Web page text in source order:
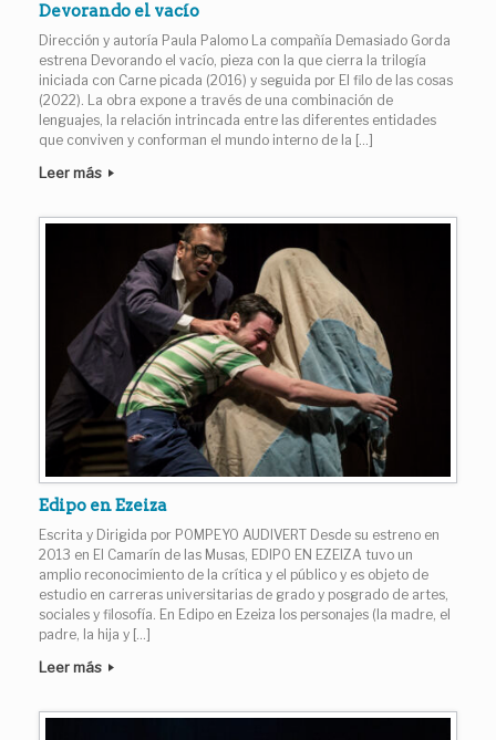
Devorando el vacío
Dirección y autoría Paula Palomo La compañía Demasiado Gorda
estrena Devorando el vacío, pieza con la que cierra la trilogía
iniciada con Carne picada (2016) y seguida por El filo de las cosas
(2022). La obra expone a través de una combinación de
lenguajes, la relación intrincada entre las diferentes entidades
que conviven y conforman el mundo interno de la […]
Leer más
Edipo en Ezeiza
Escrita y Dirigida por POMPEYO AUDIVERT Desde su estreno en
2013 en El Camarín de las Musas, EDIPO EN EZEIZA tuvo un
amplio reconocimiento de la crítica y el público y es objeto de
estudio en carreras universitarias de grado y posgrado de artes,
sociales y filosofía. En Edipo en Ezeiza los personajes (la madre, el
padre, la hija y […]
Leer más